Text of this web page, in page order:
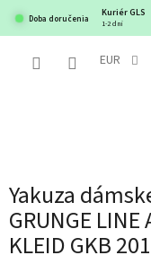
obsah
Doba doručenia
Kuriér GLS
1-2 dni
EUR
Yakuza
GRUNGE LINE
KLEID GKB